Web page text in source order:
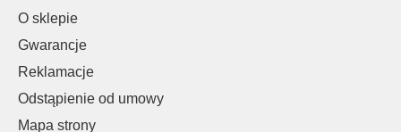
O sklepie
Gwarancje
Reklamacje
Odstąpienie od umowy
Mapa strony